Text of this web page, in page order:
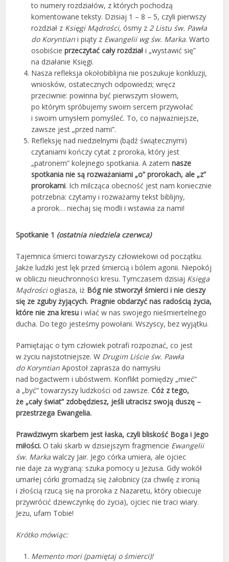
to numery rozdziałów, z których pochodzą
komentowane teksty. Dzisiaj 1 – 8 – 5, czyli pierwszy
rozdział z Księgi Mądrości,ósmy z 2 Listu św. Pawła
do Koryntiani piąty z Ewangelii wg św. Marka. Warto
osobiścieprzeczytać cały rozdział i „wystawić się”
na działanie Księgi.
Nasza refleksja okołobiblijna nie poszukuje konkluzji,
wniosków, ostatecznych odpowiedzi; wręcz
przeciwnie: powinna być pierwszym słowem,
po którym spróbujemy swoim sercem przywołać
i swoim umysłem pomyśleć. To, co najważniejsze,
zawsze jest „przed nami”.
Refleksję nad niedzielnymi (bądź świątecznymi)
czytaniami kończy cytat z proroka, który jest
„patronem” kolejnego spotkania. A zatemnasze
spotkania nie są rozważaniami „o” prorokach, ale „z”
prorokami. Ich milcząca obecność jest nam koniecznie
potrzebna: czytamy i rozważamy tekst biblijny,
a prorok… niechaj się modli i wstawia za nami!
Spotkanie 1 (ostatnia niedziela czerwca)
Tajemnica śmierci towarzyszy człowiekowi od początku.
Jakże ludzki jest lęk przed śmiercią i bólem agonii. Niepokój
w obliczu nieuchronności kresu. Tymczasem dzisiaj Księga
Mądrościogłasza, iż Bóg nie stworzył śmierci i nie cieszy
się ze zguby żyjących. Pragnie obdarzyć nas radością życia,
które nie zna kresu i wlać w nas swojego nieśmiertelnego
ducha. Do tego jesteśmy powołani. Wszyscy, bez wyjątku.
Pamiętając o tym człowiek potrafi rozpoznać, co jest
w życiu najistotniejsze. W Drugim Liście św. Pawła
do KoryntianApostoł zaprasza do namysłu
nad bogactwem i ubóstwem. Konflikt pomiędzy „mieć”
a „być” towarzyszy ludzkości od zawsze.Cóż z tego,
że „cały świat” zdobędziesz, jeśli utracisz swoją duszę –
przestrzega Ewangelia.
Prawdziwym skarbem jest łaska, czyli bliskość Boga i Jego
miłości. O taki skarb w dzisiejszym fragmencie Ewangelii
św. Markawalczy Jair. Jego córka umiera, ale ojciec
nie daje za wygraną: szuka pomocy u Jezusa. Gdy wokół
umarłej córki gromadzą się żałobnicy (za chwilę z ironią
i złością rzucą się na proroka z Nazaretu, który obiecuje
przywrócić dziewczynkę do życia), ojciec nie traci wiary.
Jezu, ufam Tobie!
Krótko mówiąc:
Memento mori (pamiętaj o śmierci)!